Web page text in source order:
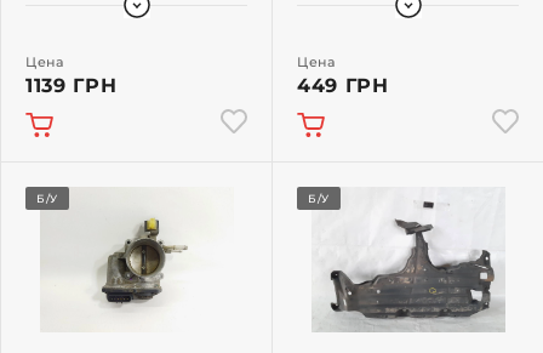
Цена
1139 ГРН
Цена
449 ГРН
Б/У Б/У